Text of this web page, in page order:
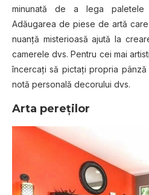
minunată de a lega
Adăugarea de piese de artă
nuanţă misterioasă ajută la
camerele dvs. Pentru cei mai
încercaţi să pictaţi propria
notă personală decorului dvs.
Arta pereţilor